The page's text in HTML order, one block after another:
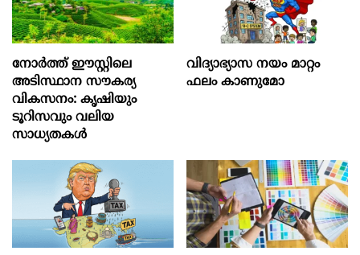
നോർത്ത് ഈസ്റ്റിലെ
അടിസ്ഥാന സൗകര്യ
വികസനം: കൃഷിയും
ടൂറിസവും വലിയ
സാധ്യതകൾ
വിദ്യാഭ്യാസ നയം മാറ്റം
ഫലം കാണുമോ